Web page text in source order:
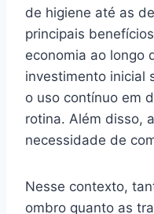
de higiene até as
principais
economia ao longo
investimento inicial
o uso contínuo em
rotina. Além disso,
necessidade de
Nesse contexto,
ombro quanto as